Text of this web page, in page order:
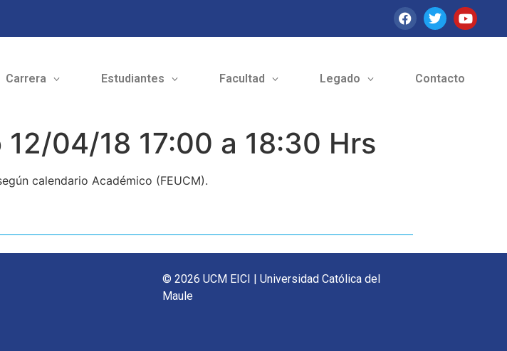
Carrera Estudiantes Facultad Legado Contacto
04/18 17:00 a 18:30 Hrs
calendario Académico (FEUCM).
© 2026 UCM EICI | Universidad Católica del
Maule